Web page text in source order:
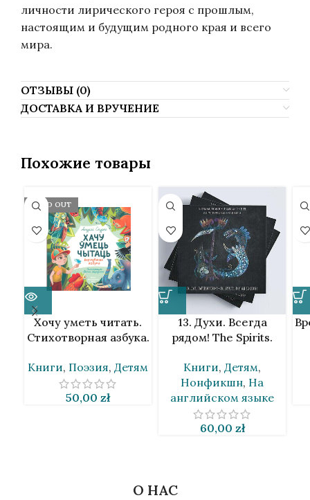
личности лирического героя с прошлым,
настоящим и будущим родного края и всего
мира.
ОТЗЫВЫ (0)
ДОСТАВКА И ВРУЧЕНИЕ
Похожие товары
SOLD OUT
Хочу уметь читать.
Стихотворная азбука.
Книги, Поэзия, Детям
50,00 zł
13. Духи. Всегда
рядом! The Spirits.
Татьяна Ван Ден
Бринк [BLR&EN]
Книги, Детям,
Нонфикшн, На
английском языке
60,00 zł
О НАС